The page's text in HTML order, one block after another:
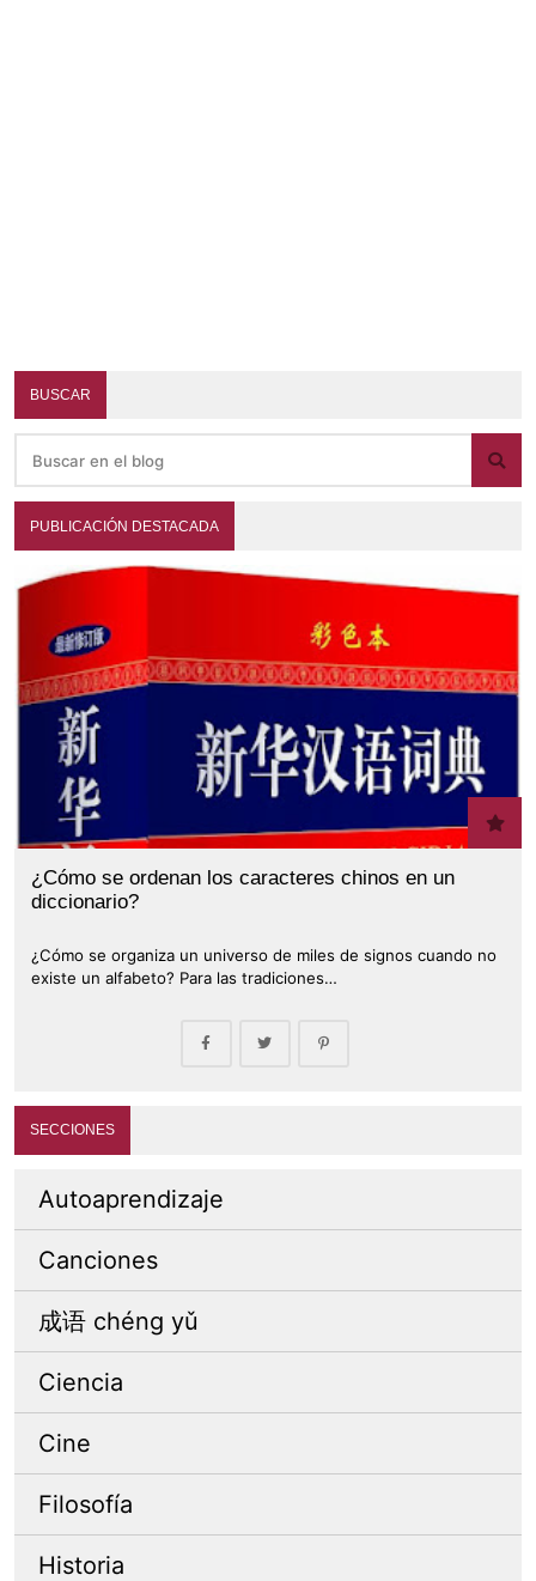
BUSCAR
PUBLICACIÓN DESTACADA
¿Cómo se ordenan los caracteres chinos en un
diccionario?
¿Cómo se organiza un universo de miles de signos cuando no
existe un alfabeto? Para las tradiciones…
SECCIONES
Autoaprendizaje
Canciones
成语 chéng yǔ
Ciencia
Cine
Filosofía
Historia